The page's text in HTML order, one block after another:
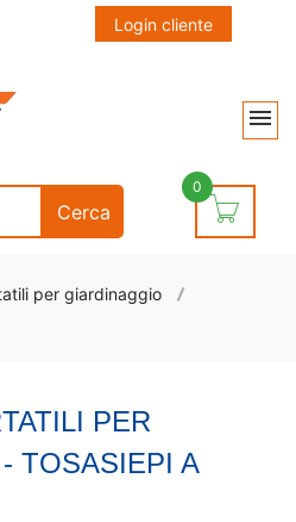
Login cliente
0
per giardinaggio
PER
TOSASIEPI A